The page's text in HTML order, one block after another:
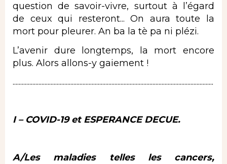
question de savoir-vivre, surtout à l’égard
de ceux qui resteront... On aura toute la
mort pour pleurer. An ba la tè pa ni plézi.
L’avenir dure longtemps, la mort encore
plus. Alors allons-y gaiement !
....................................................................................................................................
I– COVID-19 et ESPERANCE DECUE.
A/Les maladies telles les cancers,